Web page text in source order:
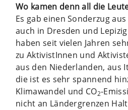
Wo kamen denn all die
Es gab einen Sonderzug
auch in Dresden und
haben seit vielen Jahren
zu AktivistInnen und
aus den Niederlanden, aus
die ist es sehr spannend
Klimawandel und CO2-
nicht an Ländergrenzen